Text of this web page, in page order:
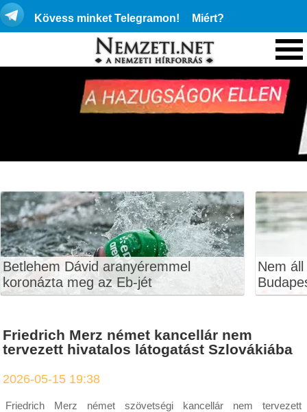
Kövess minket Telegramon! Miért?
Betlehem Dávid aranyéremmel
koronázta meg az Eb-jét
Nem
Friedrich Merz német kancellár nem
tervezett hivatalos látogatást Szlovákiába
2026-05-15 19:38
Friedrich Merz német szövetségi kancellár nem tervezett